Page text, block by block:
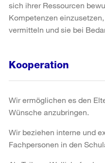
sich ihrer Ressourcen
Kompetenzen
vermitteln und sie bei
Kooperation
Wir ermöglichen es den
Wünsche anzubringen.
Wir beziehen interne und
Fachpersonen in den